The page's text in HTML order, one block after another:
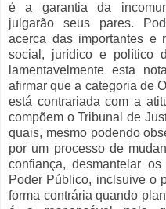
é a garantia da
julgarão seus pares.
acerca das importantes e
social, jurídico e político
lamentavelmente esta
afirmar que a categoria de
está contrariada com a
compõem o Tribunal de
quais, mesmo podendo
por um processo de
confiança, desmantelar
Poder Público, inclsuive o
forma contrária quando